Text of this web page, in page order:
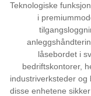
Teknologiske
i
låsebordet i
bedriftskontorer,
industriverksteder og
disse enhetene